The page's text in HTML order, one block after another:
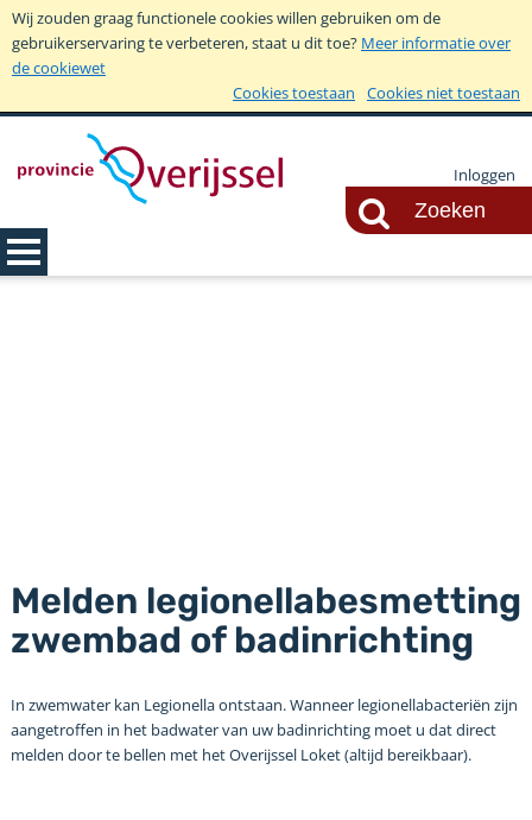
Wij zouden graag functionele cookies willen gebruiken om de
gebruikerservaring te verbeteren, staat u dit toe? Meer informatie over
de cookiewet
Cookies toestaan
Cookies niet toestaan
Inloggen
Melden legionellabesmetting
zwembad of badinrichting
In zwemwater kan Legionella ontstaan. Wanneer legionellabacteriën zijn
aangetroffen in het badwater van uw badinrichting moet u dat direct
melden door te bellen met het Overijssel Loket (altijd bereikbaar).